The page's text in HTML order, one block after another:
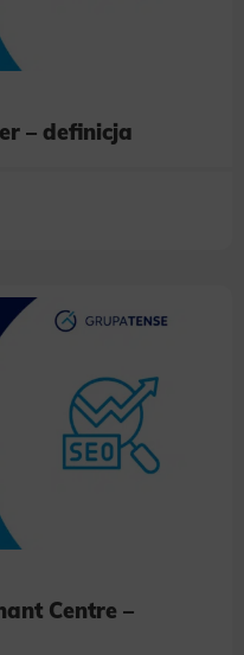
– definicja
Centre –